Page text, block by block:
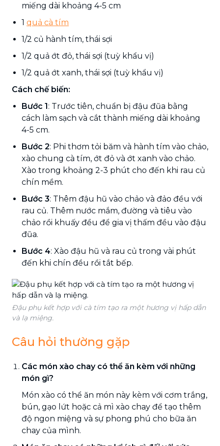
miếng dài khoảng 4-5 cm
1 quả cà tím
1/2 củ hành tím, thái sợi
1/2 quả ớt đỏ, thái sợi (tuỳ khẩu vị)
1/2 quả ớt xanh, thái sợi (tuỳ khẩu vị)
Cách chế biến:
Bước 1: Trước tiên, chuẩn bị đậu đũa bằng
cách làm sạch và cắt thành miếng dài khoảng
4-5 cm.
Bước 2: Phi thơm tỏi băm và hành tím vào chảo,
xào chung cà tím, ớt đỏ và ớt xanh vào chảo.
Xào trong khoảng 2-3 phút cho đến khi rau củ
chín mềm.
Bước 3: Thêm đậu hũ vào chảo và đảo đều với
rau củ. Thêm nước mắm, đường và tiêu vào
chảo rồi khuấy đều để gia vị thấm đều vào đậu
đũa.
Bước 4: Xào đậu hũ và rau củ trong vài phút
đến khi chín đều rồi tắt bếp.
Đậu phụ kết hợp với cà tím tạo ra một hương vị hấp dẫn
và lạ miệng.
Câu hỏi thường gặp
Các món xào chay có thể ăn kèm với những
món gì?
Món xào có thể ăn món này kèm với cơm trắng,
bún, gạo lứt hoặc cả mì xào chay để tạo thêm
độ ngon miệng và sự phong phú cho bữa ăn
chay của mình.